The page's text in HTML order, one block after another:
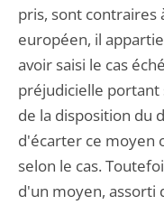
pris, sont
européen, il
avoir saisi le cas
préjudicielle
de la disposition du
d'écarter ce moyen
selon le cas.
d'un moyen, assorti